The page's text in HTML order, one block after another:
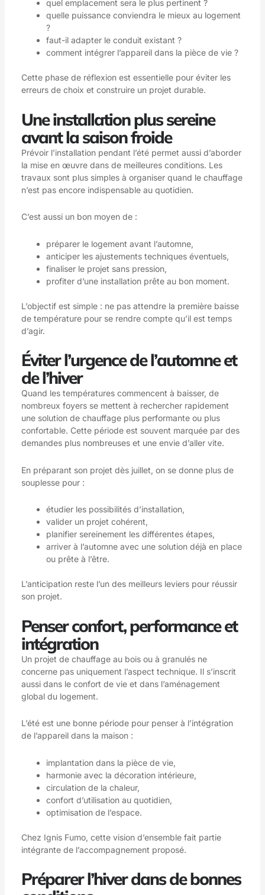
quel emplacement sera le plus pertinent ?
quelle puissance conviendra le mieux au logement
?
faut-il adapter le conduit existant ?
comment intégrer l’appareil dans la pièce de vie ?
Cette phase de réflexion est essentielle pour éviter les
erreurs de choix et construire un projet durable.
Une installation plus sereine
avant la saison froide
Prévoir l’installation pendant l’été permet aussi d’aborder
la mise en œuvre dans de meilleures conditions. Les
travaux sont plus simples à organiser quand le chauffage
n’est pas encore indispensable au quotidien.
C’est aussi un bon moyen de :
préparer le logement avant l’automne,
anticiper les ajustements techniques éventuels,
finaliser le projet sans pression,
profiter d’une installation prête au bon moment.
L’objectif est simple : ne pas attendre la première baisse
de température pour se rendre compte qu’il est temps
d’agir.
Éviter l’urgence de l’automne et
de l’hiver
Quand les températures commencent à baisser, de
nombreux foyers se mettent à rechercher rapidement
une solution de chauffage plus performante ou plus
confortable. Cette période est souvent marquée par des
demandes plus nombreuses et une envie d’aller vite.
En préparant son projet dès juillet, on se donne plus de
souplesse pour :
étudier les possibilités d’installation,
valider un projet cohérent,
planifier sereinement les différentes étapes,
arriver à l’automne avec une solution déjà en place
ou prête à l’être.
L’anticipation reste l’un des meilleurs leviers pour réussir
son projet.
Penser confort, performance et
intégration
Un projet de chauffage au bois ou à granulés ne
concerne pas uniquement l’aspect technique. Il s’inscrit
aussi dans le confort de vie et dans l’aménagement
global du logement.
L’été est une bonne période pour penser à l’intégration
de l’appareil dans la maison :
implantation dans la pièce de vie,
harmonie avec la décoration intérieure,
circulation de la chaleur,
confort d’utilisation au quotidien,
optimisation de l’espace.
Chez Ignis Fumo, cette vision d’ensemble fait partie
intégrante de l’accompagnement proposé.
Préparer l’hiver dans de bonnes